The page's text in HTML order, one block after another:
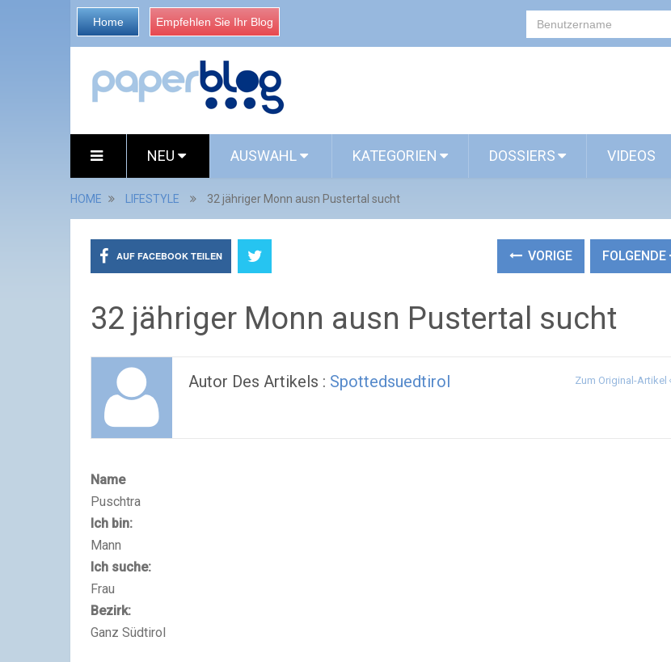
Home Empfehlen Sie Ihr Blog
NEU AUSWAHL KATEGORIEN DOSSIERS VIDEOS
HOME LIFESTYLE 32 jähriger Monn ausn Pustertal sucht
AUF FACEBOOK TEILEN VORIGE FOLGENDE
32 jähriger Monn ausn Pustertal sucht
Autor Des Artikels : Spottedsuedtirol Zum Original-Artikel
Name
Puschtra
Ich bin:
Mann
Ich suche:
Frau
Bezirk:
Ganz Südtirol